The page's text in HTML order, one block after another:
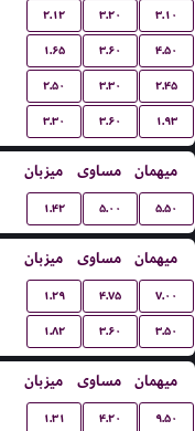
۲.۱۲ ۳.۲۰ ۳.۱۰
۱.۶۵ ۳.۶۰ ۴.۵۰
۲.۵۰ ۳.۳۰ ۲.۴۵
۳.۳۰ ۳.۶۰ ۱.۹۳
میزبان مساوی میهمان
۱.۴۲ ۵.۰۰ ۵.۵۰
میزبان مساوی میهمان
۱.۲۹ ۴.۷۵ ۷.۰۰
۱.۸۲ ۳.۶۰ ۳.۵۰
میزبان مساوی میهمان
۱.۳۱ ۴.۲۰ ۹.۵۰